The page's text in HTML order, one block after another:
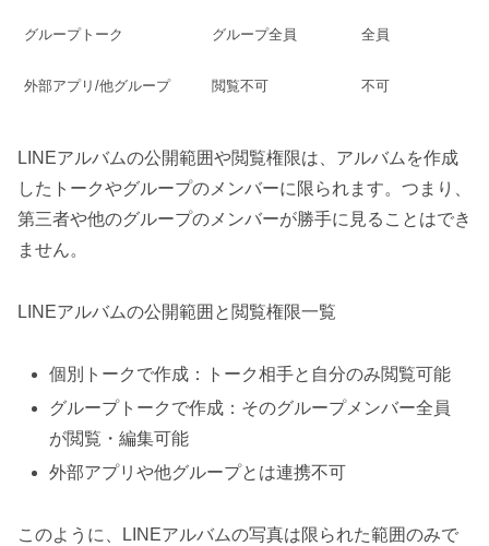
グループトーク グループ全員 全員
外部アプリ/他グループ 閲覧不可 不可
LINEアルバムの公開範囲や閲覧権限は、アルバムを作成
したトークやグループのメンバーに限られます。つまり、
第三者や他のグループのメンバーが勝手に見ることはでき
ません。
LINEアルバムの公開範囲と閲覧権限一覧
個別トークで作成：トーク相手と自分のみ閲覧可能
グループトークで作成：そのグループメンバー全員
が閲覧・編集可能
外部アプリや他グループとは連携不可
このように、LINEアルバムの写真は限られた範囲のみで